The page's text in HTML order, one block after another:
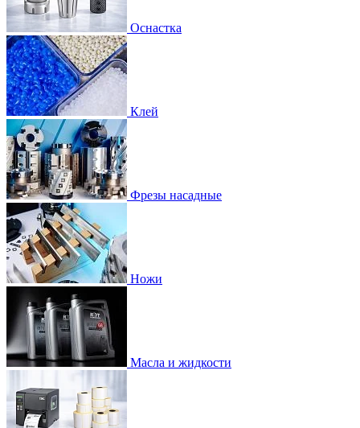
Оснастка
Клей
Фрезы насадные
Ножи
Масла и жидкости